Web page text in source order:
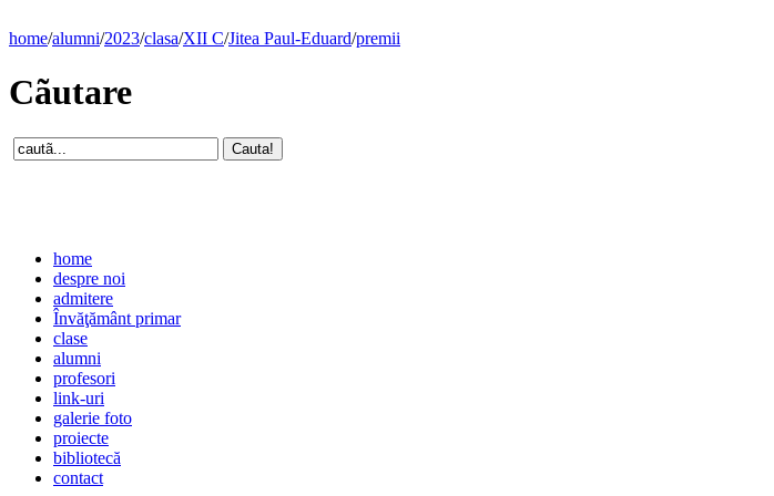
home/alumni/2023/clasa/XII C/Jitea Paul-Eduard/premii
Cãutare
home
despre noi
admitere
Învăţământ primar
clase
alumni
profesori
link-uri
galerie foto
proiecte
bibliotecă
contact